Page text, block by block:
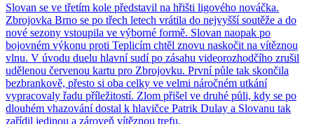
Slovan se ve třetím kole představil na hřišti ligového nováčka.
Zbrojovka Brno se po třech letech vrátila do nejvyšší soutěže a do
nové sezony vstoupila ve výborné formě. Slovan naopak po
bojovném výkonu proti Teplicím chtěl znovu naskočit na vítěznou
vlnu. V úvodu duelu hlavní sudí po zásahu videorozhodčího zrušil
udělenou červenou kartu pro Zbrojovku. První půle tak skončila
bezbrankově, přesto si oba celky ve velmi náročném utkání
vypracovaly řadu příležitostí. Zlom přišel ve druhé půli, kdy se po
dlouhém vhazování dostal k hlavičce Patrik Dulay a Slovanu tak
zařídil jedinou a zároveň vítěznou trefu.